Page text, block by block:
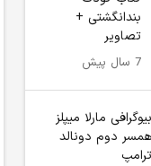
بندانگشتی +
تصاویر
7 سال پیش
بیوگرافی مارلا میپلز
همسر دوم دونالد
ترامپ